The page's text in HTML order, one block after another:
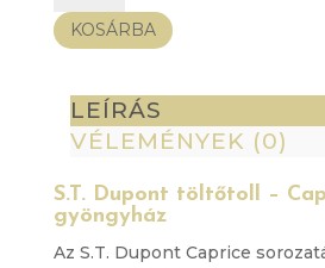
töltőtoll
–
gyöngyház
mennyiség
KOSÁRBA
LEÍRÁS
VÉLEMÉNYEK (0)
S.T. Dupont töltőtoll –
gyöngyház
Az S.T. Dupont Caprice